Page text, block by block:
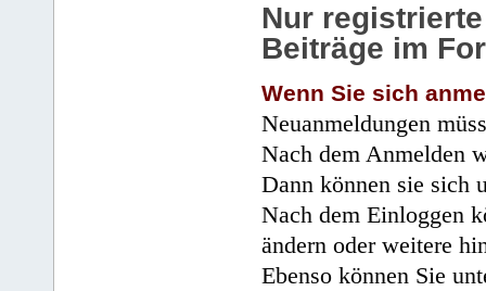
Nur
Beiträge im
Wenn Sie sich
Neuanmeldungen
Nach dem Anmelden
Dann können sie sich
Nach dem Einloggen
ändern oder weitere
Ebenso können Sie